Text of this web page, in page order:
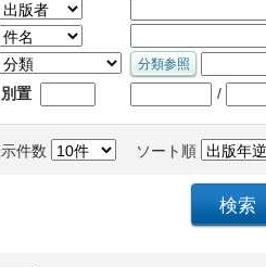
別置 /
件数 ソート順